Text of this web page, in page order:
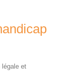
légale et